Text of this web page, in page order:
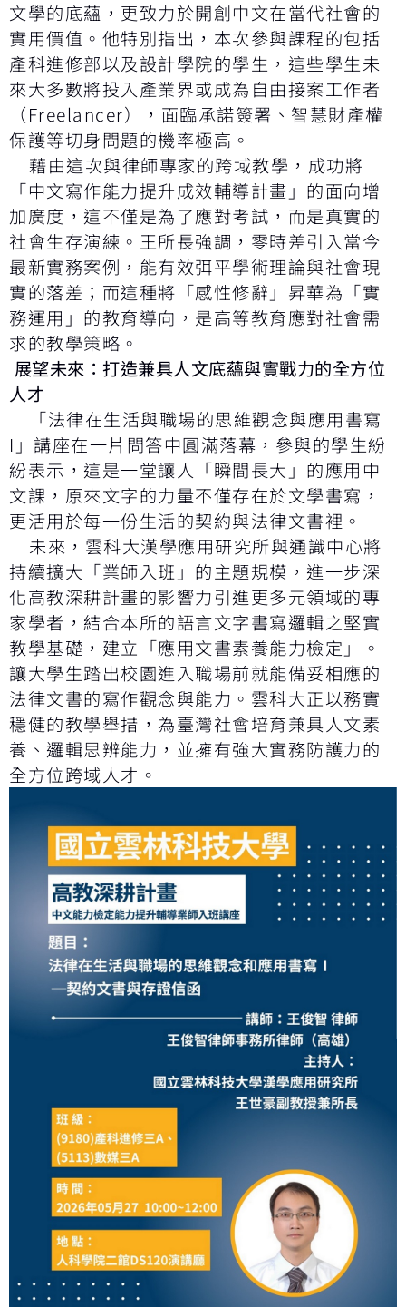
文學的底蘊，更致力於開創中文在當代社會的
實用價值。他特別指出，本次參與課程的包括
產科進修部以及設計學院的學生，這些學生未
來大多數將投入產業界或成為自由接案工作者
（Freelancer），面臨承諾簽署、智慧財產權
保護等切身問題的機率極高。
藉由這次與律師專家的跨域教學，成功將
「中文寫作能力提升成效輔導計畫」的面向增
加廣度，這不僅是為了應對考試，而是真實的
社會生存演練。王所長強調，零時差引入當今
最新實務案例，能有效弭平學術理論與社會現
實的落差；而這種將「感性修辭」昇華為「實
務運用」的教育導向，是高等教育應對社會需
求的教學策略。
展望未來：打造兼具人文底蘊與實戰力的全方位
人才
「法律在生活與職場的思維觀念與應用書寫
I」講座在一片問答中圓滿落幕，參與的學生紛
紛表示，這是一堂讓人「瞬間長大」的應用中
文課，原來文字的力量不僅存在於文學書寫，
更活用於每一份生活的契約與法律文書裡。
未來，雲科大漢學應用研究所與通識中心將
持續擴大「業師入班」的主題規模，進一步深
化高教深耕計畫的影響力引進更多元領域的專
家學者，結合本所的語言文字書寫邏輯之堅實
教學基礎，建立「應用文書素養能力檢定」。
讓大學生踏出校園進入職場前就能備妥相應的
法律文書的寫作觀念與能力。雲科大正以務實
穩健的教學舉措，為臺灣社會培育兼具人文素
養、邏輯思辨能力，並擁有強大實務防護力的
全方位跨域人才。